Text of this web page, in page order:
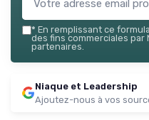
* En remplissant ce
des fins commerciales par
partenaires.
Niaque et Leadership
Ajoutez-nous à vos